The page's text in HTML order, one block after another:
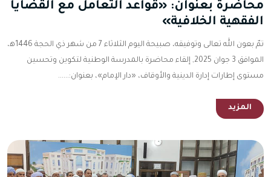
محاضرة بعنوان: «قواعد التعامل مع القضايا
الفقهية الخلافية»
تمّ بعون الله تعالى وتوفيقه، صبيحة اليوم الثلاثاء 7 من شهر ذي الحجة 1446ه‍،
الموافق 3 جوان 2025, إلقاء محاضرة بالمدرسة الوطنية لتكوين وتحسين
مستوى إطارات إدارة الدينية والأوقاف، «دار الإمام»، بعنوان:......
المزيد